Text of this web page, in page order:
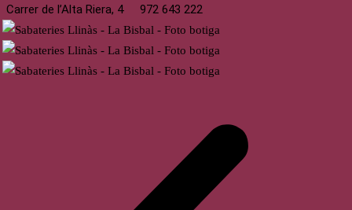
Carrer de l’Alta Riera, 4 972 643 222